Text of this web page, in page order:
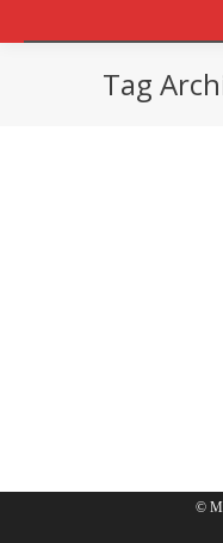
Tag
©